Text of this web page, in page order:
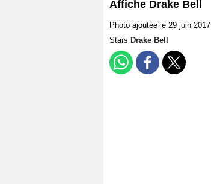
Affiche Drake Bell
Photo ajoutée le 29 juin 2017
Stars Drake Bell